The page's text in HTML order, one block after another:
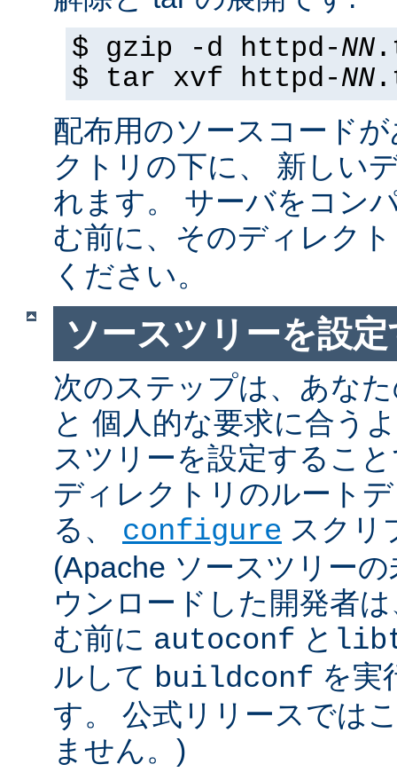
$ gzip -d httpd-NN
$ tar xvf httpd-NN
配布用のソースコード
クトリの下に、 新しい
れます。 サーバをコン
む前に、そのディレク
ください。
ソースツリーを設
次のステップは、あな
と 個人的な要求に合う
スツリーを設定するこ
ディレクトリのルート
る、 configure スクリ
(Apache ソースツリー
ウンロードした開発者
む前に autoconf と
ルして buildconf を実
す。 公式リリースでは
ません。)